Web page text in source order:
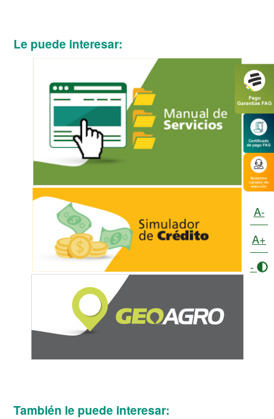
Le puede interesar:
También le puede interesar:
A-
A+
-